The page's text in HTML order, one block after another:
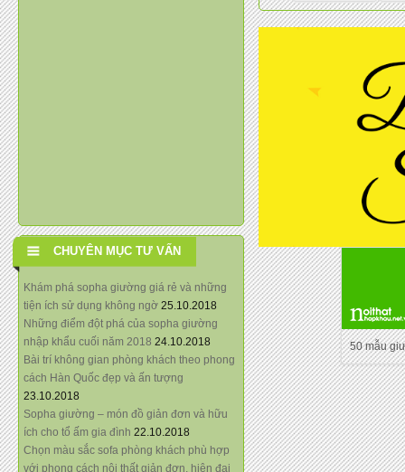
CHUYÊN MỤC TƯ VẤN
Khám phá sopha giường giá rẻ và những
tiện ích sử dụng không ngờ 25.10.2018
Những điểm đột phá của sopha giường
nhập khẩu cuối năm 2018 24.10.2018
Bài trí không gian phòng khách theo phong
cách Hàn Quốc đẹp và ấn tượng
23.10.2018
Sopha giường – món đồ giản đơn và hữu
ích cho tổ ấm gia đình 22.10.2018
Chọn màu sắc sofa phòng khách phù hợp
với phong cách nội thất giản đơn, hiện đại
50 mẫu